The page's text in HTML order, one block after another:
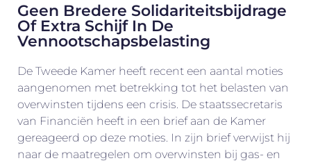
Geen Bredere Solidariteitsbijdrage
Of Extra Schijf In De
Vennootschapsbelasting
De Tweede Kamer heeft recent een aantal moties
aangenomen met betrekking tot het belasten van
overwinsten tijdens een crisis. De staatssecretaris
van Financiën heeft in een brief aan de Kamer
gereageerd op deze moties. In zijn brief verwijst hij
naar de maatregelen om overwinsten bij gas- en